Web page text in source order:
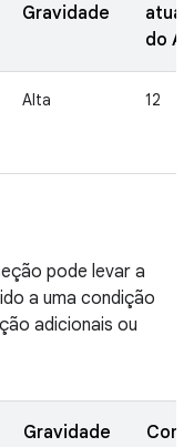
Gravidade
do
Alta 12
pode levar a
a uma condição
adicionais ou
Gravidade